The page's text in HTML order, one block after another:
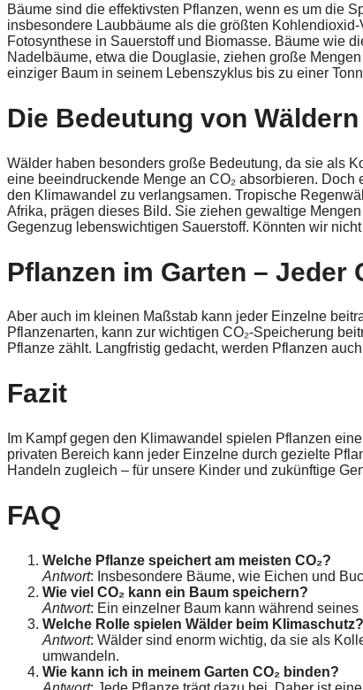
Bäume sind die effektivsten Pflanzen, wenn es um die
insbesondere Laubbäume als die größten
Fotosynthese in Sauerstoff und Biomasse. Bäume wie
Nadelbäume, etwa die Douglasie, ziehen große
einziger Baum in seinem Lebenszyklus bis zu einer
Die Bedeutung von
Wälder haben besonders große Bedeutung, da sie als
eine beeindruckende Menge an CO₂ absorbieren.
den Klimawandel zu verlangsamen. Tropische
Afrika, prägen dieses Bild. Sie ziehen gewaltige
Gegenzug lebenswichtigen Sauerstoff. Könnten wir
Pflanzen im Garten – Jeder
Aber auch im kleinen Maßstab kann jeder Einzelne
Pflanzenarten, kann zur wichtigen CO₂-Speicherung
Pflanze zählt. Langfristig gedacht, werden Pflanzen
Fazit
Im Kampf gegen den Klimawandel spielen Pflanzen
privaten Bereich kann jeder Einzelne durch gezielte
Handeln zugleich – für unsere Kinder und zukünftige
FAQ
Welche Pflanze speichert am meisten CO₂?
Antwort: Insbesondere Bäume, wie Eichen und
Wie viel CO₂ kann ein Baum speichern?
Antwort: Ein einzelner Baum kann während
Welche Rolle spielen Wälder beim Klimaschutz?
Antwort: Wälder sind enorm wichtig, da sie als
umwandeln.
Wie kann ich in meinem Garten CO₂ binden?